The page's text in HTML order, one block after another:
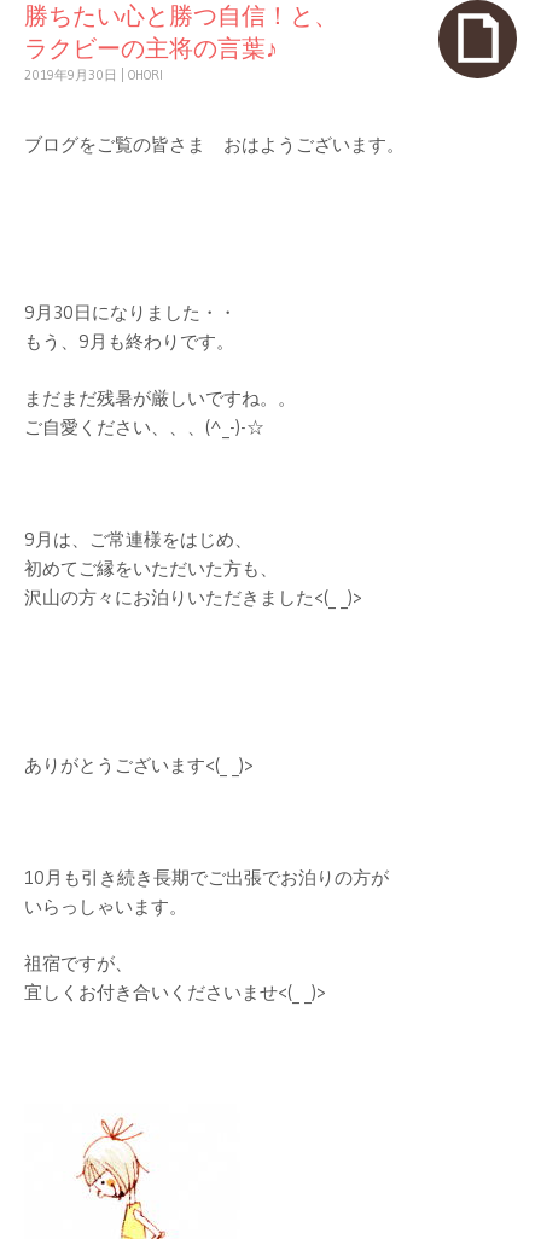
勝ちたい心と勝つ自信！と、
ラクビーの主将の言葉♪
2019年9月30日 OHORI
ブログをご覧の皆さま おはようございます。
9月30日になりました・・
もう、9月も終わりです。
まだまだ残暑が厳しいですね。。
ご自愛ください、、、(^_-)-☆
9月は、ご常連様をはじめ、
初めてご縁をいただいた方も、
沢山の方々にお泊りいただきました<(_ _)>
ありがとうございます<(_ _)>
10月も引き続き長期でご出張でお泊りの方が
いらっしゃいます。
祖宿ですが、
宜しくお付き合いくださいませ<(_ _)>